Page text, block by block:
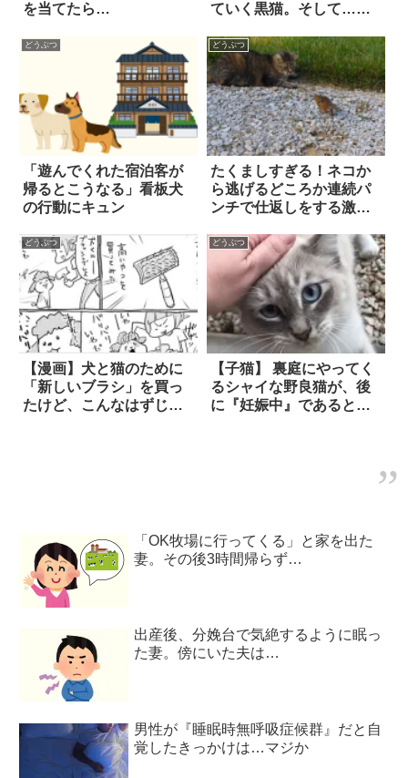
を当てたら…
ていく黒猫。そして…
コリ笑った！！
どうぶつ
「遊んでくれた宿泊客が
帰るとこうなる」看板犬
の行動にキュン
どうぶつ
たくましすぎる！ネコか
ら逃げるどころか連続パ
ンチで仕返しをする激お
どうぶつ
【漫画】犬と猫のために
「新しいブラシ」を買っ
たけど、こんなはずじゃ
どうぶつ
【子猫】 裏庭にやってく
るシャイな野良猫が、後
に『妊娠中』であると判
「OK牧場に行ってくる」と家を出た
妻。その後3時間帰らず…
出産後、分娩台で気絶するように眠っ
た妻。傍にいた夫は…
男性が『睡眠時無呼吸症候群』だと自
覚したきっかけは…マジか